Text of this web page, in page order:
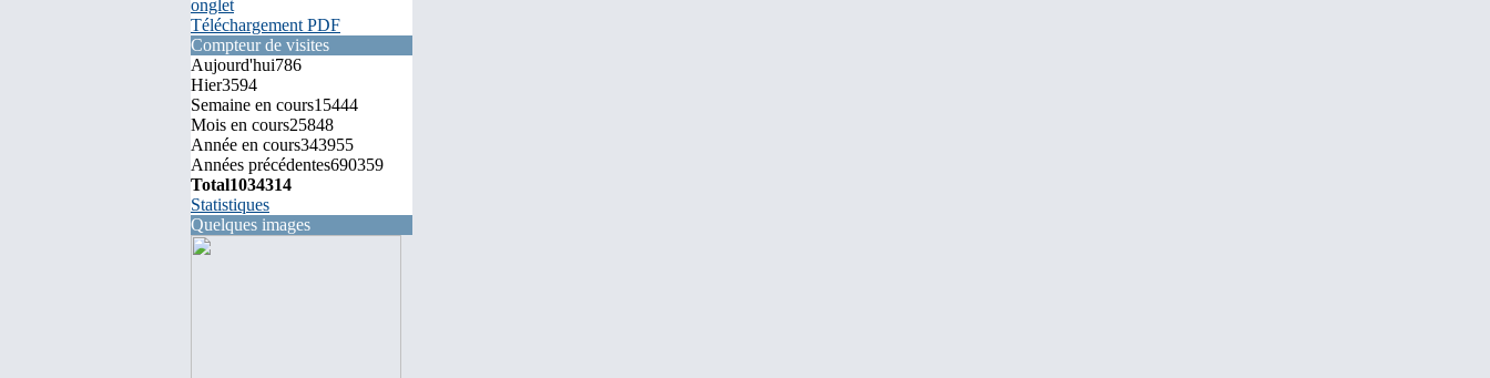
Téléchargement PDF
Compteur de visites
Aujourd'hui786
Hier3594
Semaine en cours15444
Mois en cours25848
Année en cours343955
Années précédentes690359
Total1034314
Statistiques
Quelques images